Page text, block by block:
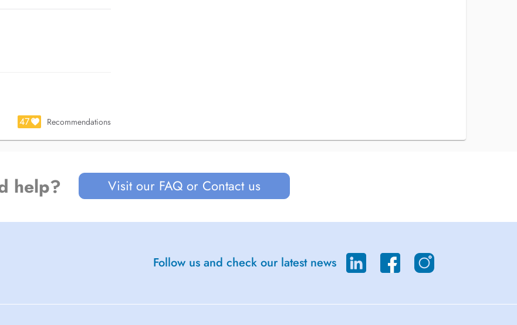
47 Recommendations
help? Visit our FAQ or Contact us
Follow us and check our latest news